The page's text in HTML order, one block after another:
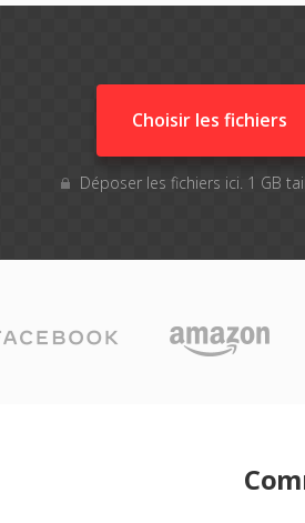
Choisir les fichiers
Déposer les fichiers ici. 1 GB